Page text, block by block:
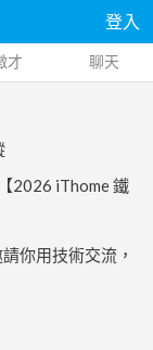
登入
才 聊天
2026 iThome 鐵
你用技術交流，